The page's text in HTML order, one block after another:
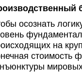
осознать
на
стоимость